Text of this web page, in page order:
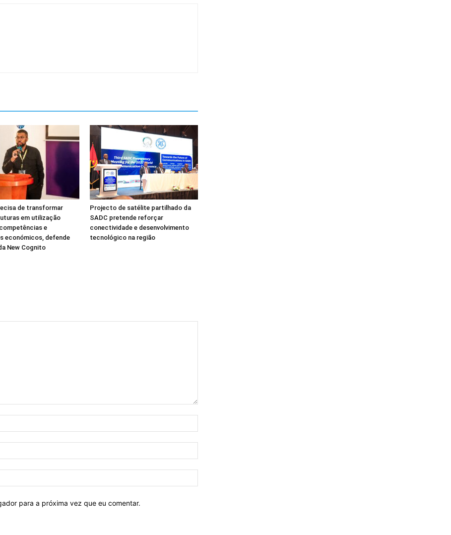
de transformar
em utilização
e
económicos, defende
New Cognito
Projecto de satélite partilhado da
SADC pretende reforçar
conectividade e desenvolvimento
tecnológico na região
para a próxima vez que eu comentar.